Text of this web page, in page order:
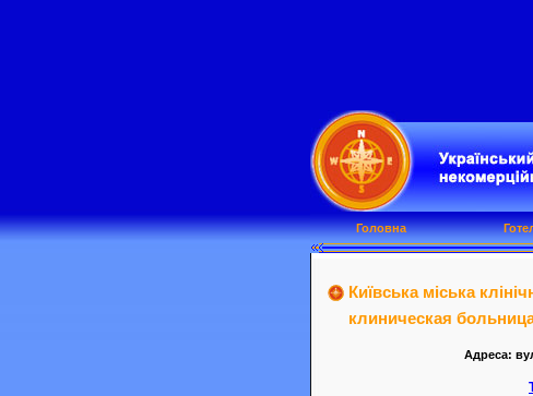
Київська міська
клиническая
Адреса:
Головна